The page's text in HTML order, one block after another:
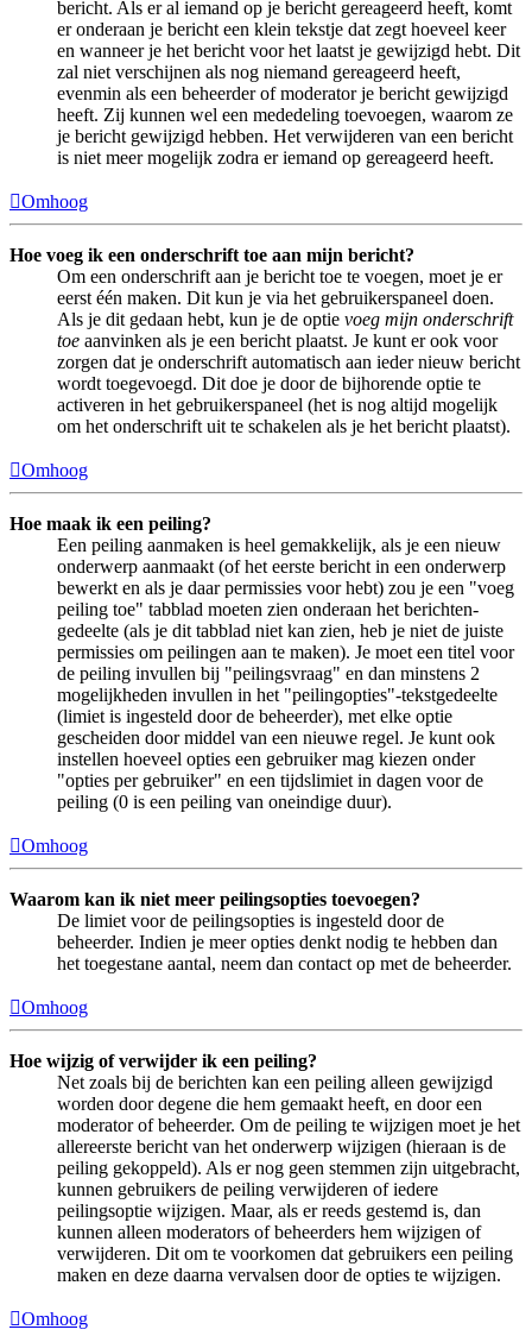
bericht. Als er al iemand op je bericht gereageerd heeft, komt
er onderaan je bericht een klein tekstje dat zegt hoeveel keer
en wanneer je het bericht voor het laatst je gewijzigd hebt. Dit
zal niet verschijnen als nog niemand gereageerd heeft,
evenmin als een beheerder of moderator je bericht gewijzigd
heeft. Zij kunnen wel een mededeling toevoegen, waarom ze
je bericht gewijzigd hebben. Het verwijderen van een bericht
is niet meer mogelijk zodra er iemand op gereageerd heeft.
Omhoog
Hoe voeg ik een onderschrift toe aan mijn bericht?
Om een onderschrift aan je bericht toe te voegen, moet je er
eerst één maken. Dit kun je via het gebruikerspaneel doen.
Als je dit gedaan hebt, kun je de optie voeg mijn onderschrift
toe aanvinken als je een bericht plaatst. Je kunt er ook voor
zorgen dat je onderschrift automatisch aan ieder nieuw bericht
wordt toegevoegd. Dit doe je door de bijhorende optie te
activeren in het gebruikerspaneel (het is nog altijd mogelijk
om het onderschrift uit te schakelen als je het bericht plaatst).
Omhoog
Hoe maak ik een peiling?
Een peiling aanmaken is heel gemakkelijk, als je een nieuw
onderwerp aanmaakt (of het eerste bericht in een onderwerp
bewerkt en als je daar permissies voor hebt) zou je een "voeg
peiling toe" tabblad moeten zien onderaan het berichten-
gedeelte (als je dit tabblad niet kan zien, heb je niet de juiste
permissies om peilingen aan te maken). Je moet een titel voor
de peiling invullen bij "peilingsvraag" en dan minstens 2
mogelijkheden invullen in het "peilingopties"-tekstgedeelte
(limiet is ingesteld door de beheerder), met elke optie
gescheiden door middel van een nieuwe regel. Je kunt ook
instellen hoeveel opties een gebruiker mag kiezen onder
"opties per gebruiker" en een tijdslimiet in dagen voor de
peiling (0 is een peiling van oneindige duur).
Omhoog
Waarom kan ik niet meer peilingsopties toevoegen?
De limiet voor de peilingsopties is ingesteld door de
beheerder. Indien je meer opties denkt nodig te hebben dan
het toegestane aantal, neem dan contact op met de beheerder.
Omhoog
Hoe wijzig of verwijder ik een peiling?
Net zoals bij de berichten kan een peiling alleen gewijzigd
worden door degene die hem gemaakt heeft, en door een
moderator of beheerder. Om de peiling te wijzigen moet je het
allereerste bericht van het onderwerp wijzigen (hieraan is de
peiling gekoppeld). Als er nog geen stemmen zijn uitgebracht,
kunnen gebruikers de peiling verwijderen of iedere
peilingsoptie wijzigen. Maar, als er reeds gestemd is, dan
kunnen alleen moderators of beheerders hem wijzigen of
verwijderen. Dit om te voorkomen dat gebruikers een peiling
maken en deze daarna vervalsen door de opties te wijzigen.
Omhoog